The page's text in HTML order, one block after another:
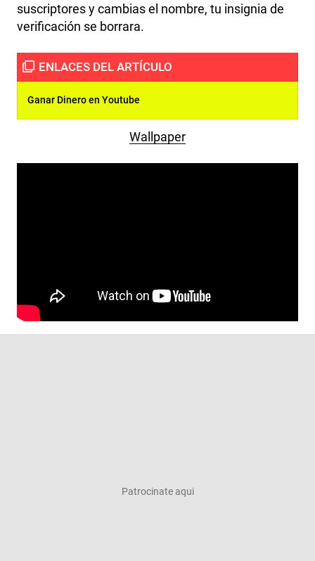
suscriptores y cambias el nombre, tu insignia de
verificación se borrara.
Ganar Dinero en Youtube
Wallpaper